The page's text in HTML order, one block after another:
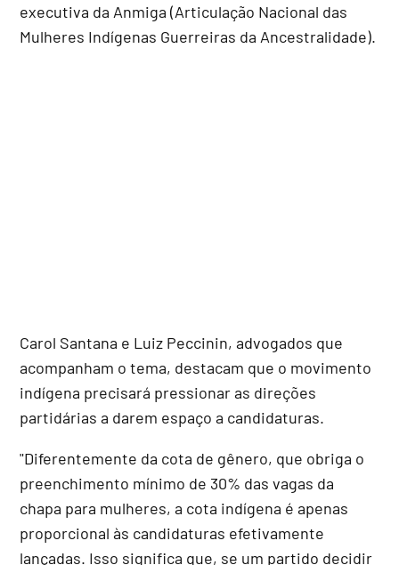
executiva da Anmiga (Articulação Nacional das
Mulheres Indígenas Guerreiras da Ancestralidade).
Carol Santana e Luiz Peccinin, advogados que
acompanham o tema, destacam que o movimento
indígena precisará pressionar as direções
partidárias a darem espaço a candidaturas.
"Diferentemente da cota de gênero, que obriga o
preenchimento mínimo de 30% das vagas da
chapa para mulheres, a cota indígena é apenas
proporcional às candidaturas efetivamente
lançadas. Isso significa que, se um partido decidir